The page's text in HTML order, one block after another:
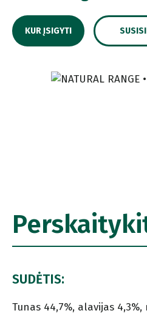
KUR ĮSIGYTI
SUDĖTIS:
Tunas 44,7%, alavijas 4,3%,